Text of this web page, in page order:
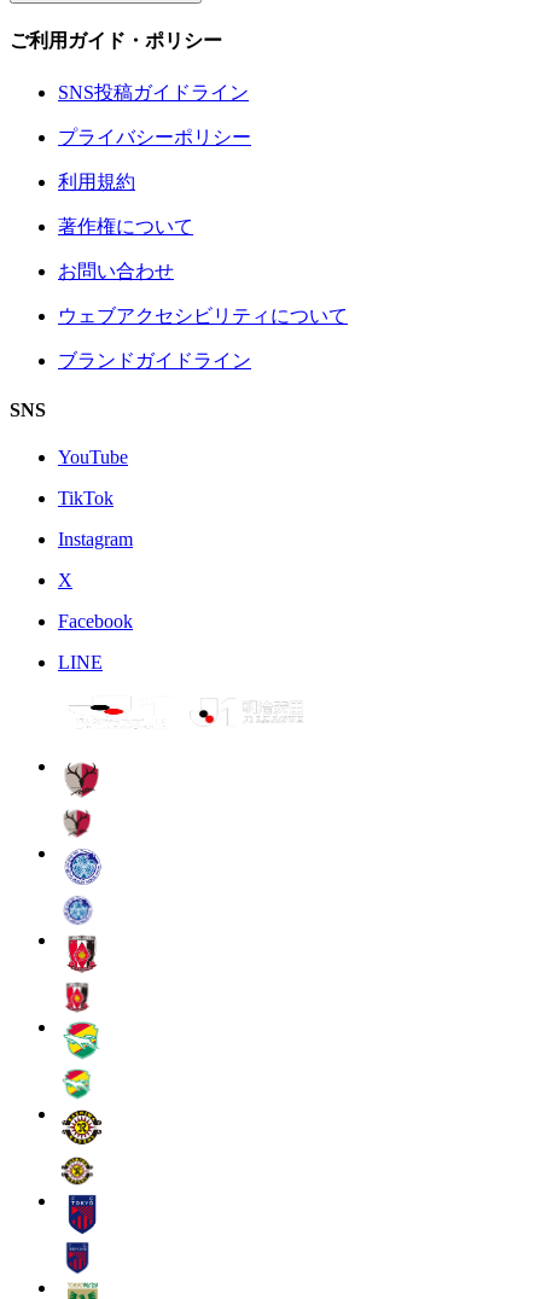
ご利用ガイド・ポリシー
SNS投稿ガイドライン
プライバシーポリシー
利用規約
著作権について
お問い合わせ
ウェブアクセシビリティについて
ブランドガイドライン
SNS
YouTube
TikTok
Instagram
X
Facebook
LINE